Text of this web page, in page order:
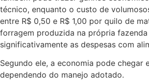
técnico, enquanto o custo de
entre R$ 0,50 e R$ 1,00 por quilo de
forragem produzida na própria
significativamente as despesas com
Segundo ele, a economia pode chegar
dependendo do manejo adotado.